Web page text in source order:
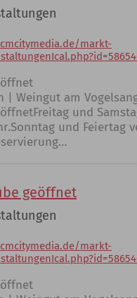
markt-
| Weingut am
und
und Feiertag
geöffnet
markt-